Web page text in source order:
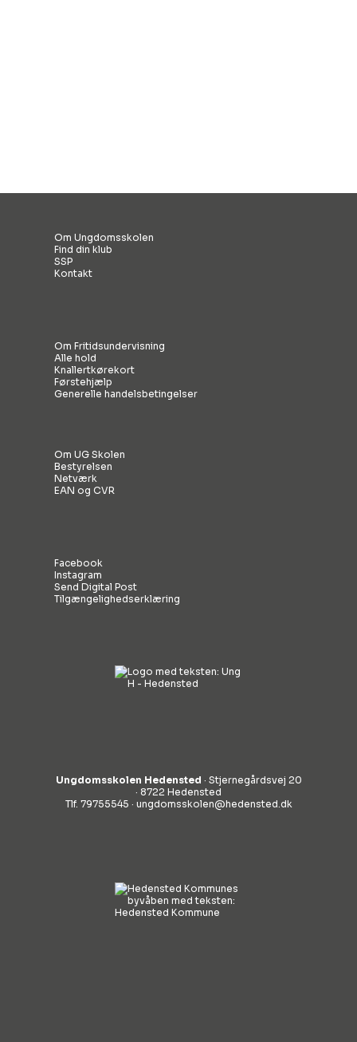
Om Ungdomsskolen
Find din klub
SSP
Kontakt
Om Fritidsundervisning
Alle hold
Knallertkørekort
Førstehjælp
Generelle handelsbetingelser
Om UG Skolen
Bestyrelsen
Netværk
EAN og CVR
Facebook
Instagram
Send Digital Post
Tilgængelighedserklæring
Ungdomsskolen Hedensted · Stjernegårdsvej 20
· 8722 Hedensted
Tlf. 79755545 · ungdomsskolen@hedensted.dk